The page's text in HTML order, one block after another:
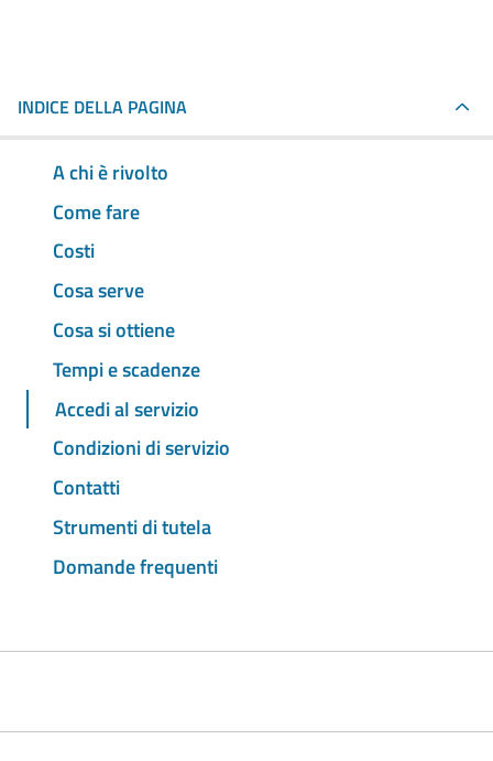
INDICE DELLA PAGINA
A chi è rivolto
Come fare
Costi
Cosa serve
Cosa si ottiene
Tempi e scadenze
Accedi al servizio
Condizioni di servizio
Contatti
Strumenti di tutela
Domande frequenti